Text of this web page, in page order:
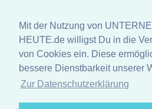
Mit der Nutzung von
HEUTE.de willigst Du in die
von Cookies ein. Diese
bessere Dienstbarkeit unserer
Zur Datenschutzerklärung